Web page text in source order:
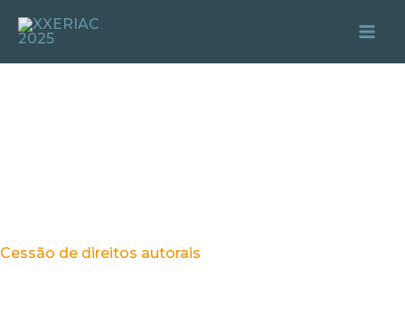
para
o
Cessão de direitos autorais